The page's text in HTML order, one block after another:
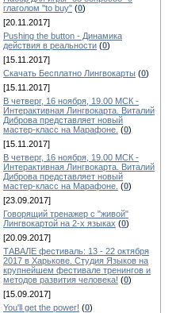
глаголом "to buy" (0)
[20.11.2017]
Pushing the button - Динамика
действия в реальности (0)
[15.11.2017]
Скачать Бесплатно Лингвокарты (0)
[15.11.2017]
В четверг, 16 ноября, 19.00 МСК -
Интерактивная Лингвокарта. Виталий
Диброва представляет новый
мастер-класс на Марафоне. (0)
[15.11.2017]
В четверг, 16 ноября, 19.00 МСК -
Интерактивная Лингвокарта. Виталий
Диброва представляет новый
мастер-класс на Марафоне. (0)
[23.09.2017]
Говорящий тренажер с "живой"
Лингвокартой на 2-х языках (0)
[20.09.2017]
ТАВАЛЕ фестиваль: 13 - 22 октября
2017 в Харькове. Студия Языков на
крупнейшем фестивале тренингов и
методов развития человека! (0)
[15.09.2017]
You'll get the power! (0)